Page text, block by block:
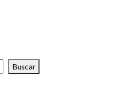
Buscar